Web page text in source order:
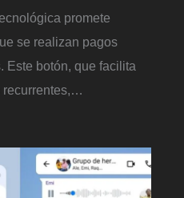
promete
se realizan pagos
Este botón, que facilita
recurrentes,…